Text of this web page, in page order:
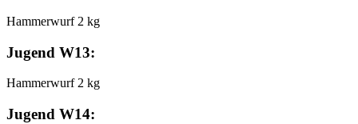
Hammerwurf 2 kg
Jugend W13:
Hammerwurf 2 kg
Jugend W14: